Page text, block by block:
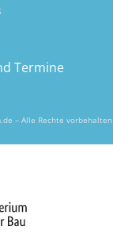
Termine
– Alle Rechte vorbehalten